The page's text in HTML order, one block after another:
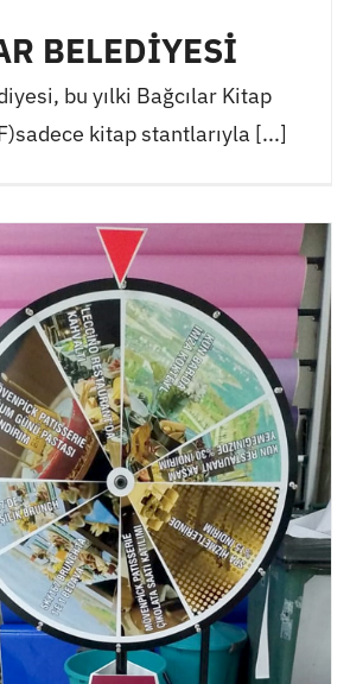
BELEDİYESİ
bu yılki Bağcılar Kitap
kitap stantlarıyla [...]